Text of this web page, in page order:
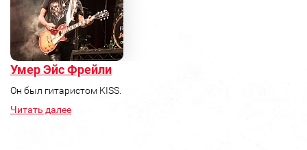
Умер Эйс Фрейли
Он был гитаристом KISS.
Читать далее